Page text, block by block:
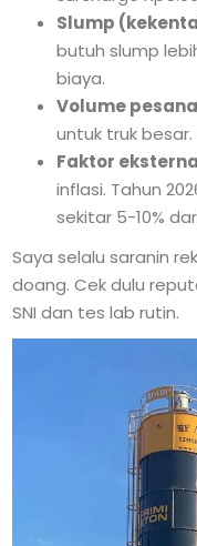
Slump
butuh slump
biaya.
Volume
untuk truk
Faktor
inflasi. Tahun
sekitar 5-10%
Saya selalu saranin
doang. Cek dulu
SNI dan tes lab rutin.